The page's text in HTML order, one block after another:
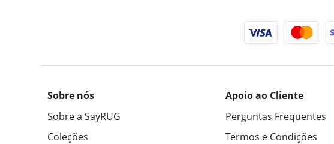
Sobre nós
Sobre a SayRUG
Coleções
Apoio ao Cliente
Perguntas Frequentes
Termos e Condições